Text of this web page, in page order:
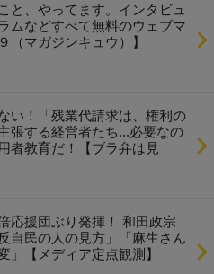
と、やってます。インタビュ
ムなどすべて無料のウェブマ
（マガジンキュウ）】
い！「残業代請求は、権利の
張する経営者たち...必要なの
者教育だ！【ブラ弁は見
応援団ぶり発揮！ 和田政宗
自民の人の見方」「麻生さん
」【メディア定点観測】